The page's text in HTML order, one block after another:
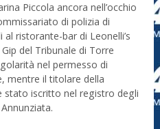
Piccola ancora nell’occhio
di polizia di
ristorante-bar di Leonelli’s
del Tribunale di Torre
nel permesso di
mentre il titolare della
stato iscritto nel registro degli